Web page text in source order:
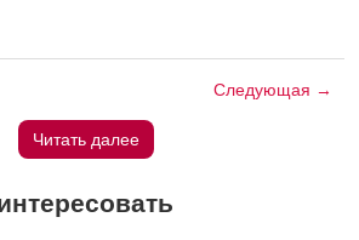
Следующая →
Читать далее